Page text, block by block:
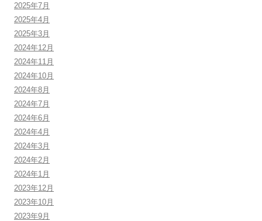
2025年7月
2025年4月
2025年3月
2024年12月
2024年11月
2024年10月
2024年8月
2024年7月
2024年6月
2024年4月
2024年3月
2024年2月
2024年1月
2023年12月
2023年10月
2023年9月